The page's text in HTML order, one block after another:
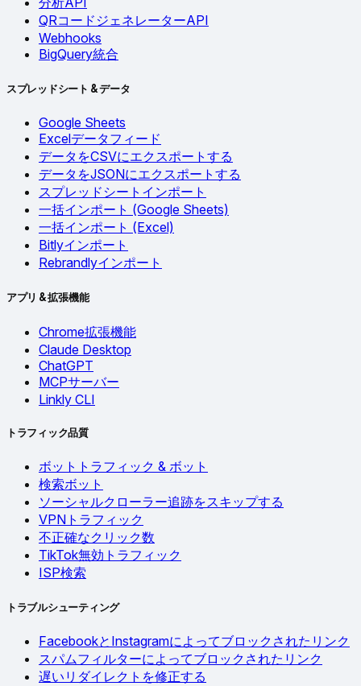
QRコードジェネレーターAPI
Webhooks
BigQuery統合
スプレッドシート & データ
Google Sheets
Excelデータフィード
データをCSVにエクスポートする
データをJSONにエクスポートする
スプレッドシートインポート
一括インポート (Google Sheets)
一括インポート (Excel)
Bitlyインポート
Rebrandlyインポート
アプリ & 拡張機能
Chrome拡張機能
Claude Desktop
ChatGPT
MCPサーバー
Linkly CLI
トラフィック品質
ボットトラフィック & ボット
検索ボット
ソーシャルクローラー追跡をスキップする
VPNトラフィック
不正確なクリック数
TikTok無効トラフィック
ISP検索
トラブルシューティング
FacebookとInstagramによってブロックされたリンク
スパムフィルターによってブロックされたリンク
遅いリダイレクトを修正する